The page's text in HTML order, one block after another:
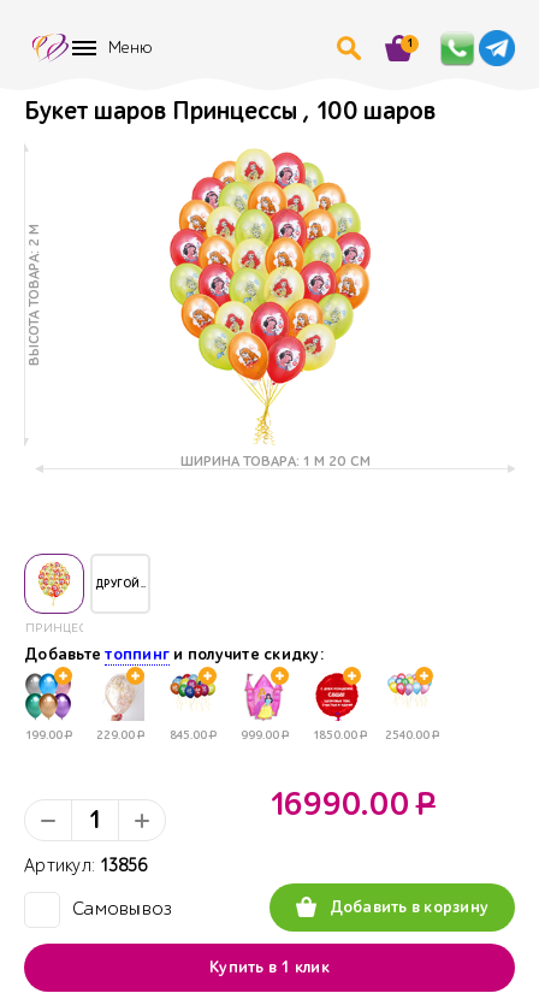
Меню 1
Букет шаров Принцессы , 100 шаров
ВЫСОТА ТОВАРА: 2 М
ШИРИНА ТОВАРА: 1 М 20 СМ
ПРИНЦЕССЫ
ДРУГОЙ..
Добавьтетоппинг и получите скидку:
199.00Р 229.00Р 845.00Р 999.00Р 1850.00Р 2540.00Р
Артикул: 13856
Самовывоз
16990.00 Р
Добавить в корзину
Купить в 1 клик